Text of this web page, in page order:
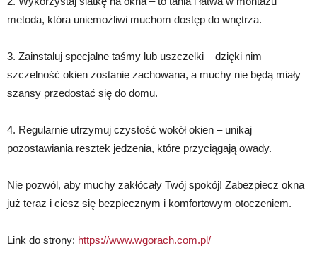
metoda, która uniemożliwi muchom dostęp do wnętrza.
3. Zainstaluj specjalne taśmy lub uszczelki – dzięki nim
szczelność okien zostanie zachowana, a muchy nie będą miały
szansy przedostać się do domu.
4. Regularnie utrzymuj czystość wokół okien – unikaj
pozostawiania resztek jedzenia, które przyciągają owady.
Nie pozwól, aby muchy zakłócały Twój spokój! Zabezpiecz okna
już teraz i ciesz się bezpiecznym i komfortowym otoczeniem.
Link do strony: https://www.wgorach.com.pl/